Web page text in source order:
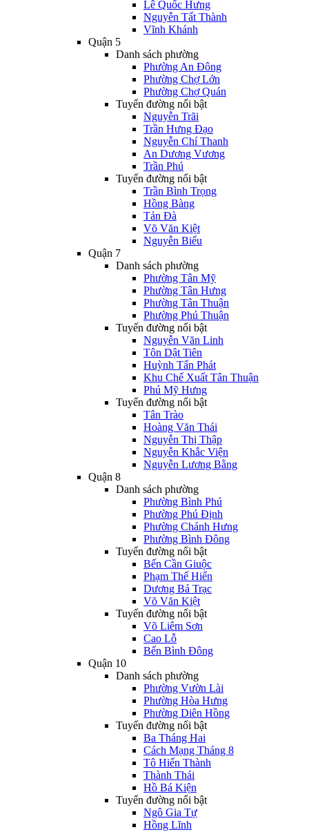
Lê Quốc Hưng
Nguyễn Tất Thành
Vĩnh Khánh
Quận 5
Danh sách phường
Phường An Đông
Phường Chợ Lớn
Phường Chợ Quán
Tuyến đường nổi bật
Nguyễn Trãi
Trần Hưng Đạo
Nguyễn Chí Thanh
An Dương Vương
Trần Phú
Tuyến đường nổi bật
Trần Bình Trọng
Hồng Bàng
Tản Đà
Võ Văn Kiệt
Nguyễn Biểu
Quận 7
Danh sách phường
Phường Tân Mỹ
Phường Tân Hưng
Phường Tân Thuận
Phường Phú Thuận
Tuyến đường nổi bật
Nguyễn Văn Linh
Tôn Dật Tiên
Huỳnh Tấn Phát
Khu Chế Xuất Tân Thuận
Phú Mỹ Hưng
Tuyến đường nổi bật
Tân Trào
Hoàng Văn Thái
Nguyễn Thị Thập
Nguyễn Khắc Viện
Nguyễn Lương Bằng
Quận 8
Danh sách phường
Phường Bình Phú
Phường Phú Định
Phường Chánh Hưng
Phường Bình Đông
Tuyến đường nổi bật
Bến Cần Giuộc
Phạm Thế Hiển
Dương Bá Trạc
Võ Văn Kiệt
Tuyến đường nổi bật
Võ Liêm Sơn
Cao Lỗ
Bến Bình Đông
Quận 10
Danh sách phường
Phường Vườn Lài
Phường Hòa Hưng
Phường Diên Hồng
Tuyến đường nổi bật
Ba Tháng Hai
Cách Mạng Tháng 8
Tô Hiến Thành
Thành Thái
Hồ Bá Kiện
Tuyến đường nổi bật
Ngô Gia Tự
Hồng Lĩnh